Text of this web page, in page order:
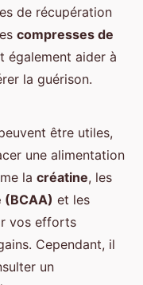
de récupération
compresses de
également aider à
la guérison.
être utiles,
une alimentation
la créatine, les
(BCAA) et les
vos efforts
Cependant, il
un